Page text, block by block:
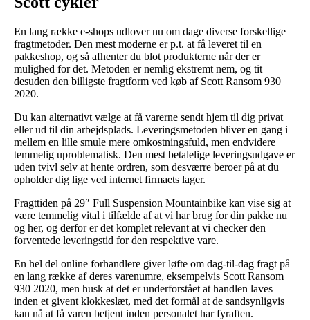
En lang række e-shops udlover nu om dage diverse forskellige
fragtmetoder. Den mest moderne er p.t. at få leveret til en
pakkeshop, og så afhenter du blot produkterne når der er
mulighed for det. Metoden er nemlig ekstremt nem, og tit
desuden den billigste fragtform ved køb af Scott Ransom 930
2020.
Du kan alternativt vælge at få varerne sendt hjem til dig privat
eller ud til din arbejdsplads. Leveringsmetoden bliver en gang i
mellem en lille smule mere omkostningsfuld, men endvidere
temmelig uproblematisk. Den mest betalelige leveringsudgave er
uden tvivl selv at hente ordren, som desværre beroer på at du
opholder dig lige ved internet firmaets lager.
Fragttiden på 29″ Full Suspension Mountainbike kan vise sig at
være temmelig vital i tilfælde af at vi har brug for din pakke nu
og her, og derfor er det komplet relevant at vi checker den
forventede leveringstid for den respektive vare.
En hel del online forhandlere giver løfte om dag-til-dag fragt på
en lang række af deres varenumre, eksempelvis Scott Ransom
930 2020, men husk at det er underforstået at handlen laves
inden et givent klokkeslæt, med det formål at de sandsynligvis
kan nå at få varen betjent inden personalet har fyraften.